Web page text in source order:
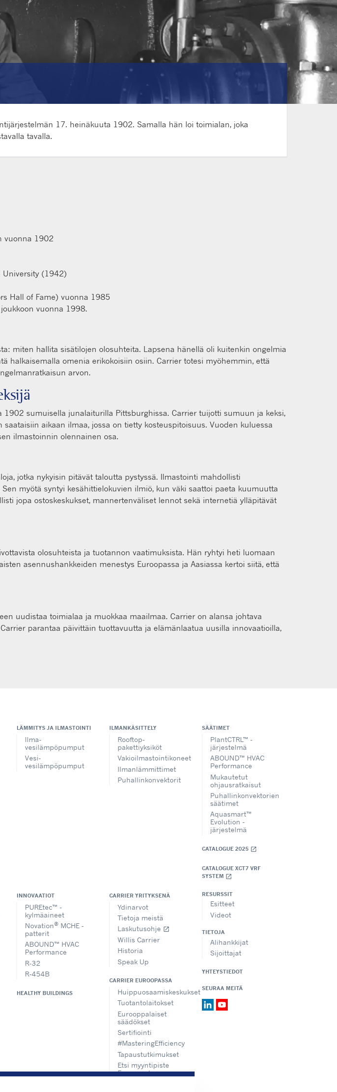
17. heinäkuuta 1902. Samalla hän loi toimialan, joka
tavalla.
vuonna 1902
University (1942)
Hall of Fame) vuonna 1985
vuonna 1998.
miten hallita sisätilojen olosuhteita. Lapsena hänellä oli kuitenkin ongelmia
halkaisemalla omenia erikokoisiin osiin. Carrier totesi myöhemmin, että
arvon.
sumuisella junalaiturilla Pittsburghissa. Carrier tuijotti sumuun ja keksi,
aikaan ilmaa, jossa on tietty kosteuspitoisuus. Vuoden kuluessa
ilmastoinnin olennainen osa.
jotka nykyisin pitävät taloutta pystyssä. Ilmastointi mahdollisti
myötä syntyi kesähittielokuvien ilmiö, kun väki saattoi paeta kuumuutta
jopa ostoskeskukset, mannertenväliset lennot sekä internetiä ylläpitävät
olosuhteista ja tuotannon vaatimuksista. Hän ryhtyi heti luomaan
asennushankkeiden menestys Euroopassa ja Aasiassa kertoi siitä, että
uudistaa toimialaa ja muokkaa maailmaa. Carrier on alansa johtava
parantaa päivittäin tuottavuutta ja elämänlaatua uusilla innovaatioilla,
LÄMMITYS JA ILMASTOINTI
Ilma-
vesilämpöpumput
Vesi-
vesilämpöpumput
ILMANKÄSITTELY
Rooftop-
pakettiyksiköt
Vakioilmastointikoneet
Ilmanlämmittimet
Puhallinkonvektorit
SÄÄTIMET
PlantCTRL™ -
järjestelmä
ABOUND™ HVAC
Performance
Mukautetut
ohjausratkaisut
Puhallinkonvektorien
säätimet
Aquasmart™
Evolution -
järjestelmä
CATALOGUE 2025 open_in_new
CATALOGUE XCT7 VRF
SYSTEM open_in_new
INNOVAATIOT
PUREtec™ -
kylmäaineet
Novation® MCHE -
patterit
ABOUND™ HVAC
Performance
R-32
R-454B
HEALTHY BUILDINGS
CARRIER YRITYKSENÄ
Ydinarvot
Tietoja meistä
Laskutusohje open_in_new
Willis Carrier
Historia
Speak Up
CARRIER EUROOPASSA
Huippuosaamiskeskukset
Tuotantolaitokset
Eurooppalaiset
säädökset
Sertifiointi
#MasteringEfficiency
Tapaustutkimukset
Etsi myyntipiste
Euroopasta
RESURSSIT
Esitteet
Videot
TIETOJA
Alihankkijat
Sijoittajat
YHTEYSTIEDOT
SEURAA MEITÄ